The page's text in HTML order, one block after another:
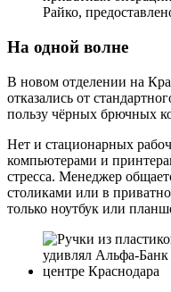
Райко,
На одной волне
В новом отделении на
отказались от
пользу чёрных брючных
Нет и стационарных
компьютерами и
стресса. Менеджер
столиками или в
только ноутбук или